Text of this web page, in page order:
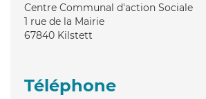
Centre Communal d'action Sociale
1 rue de la Mairie
67840 Kilstett
Téléphone